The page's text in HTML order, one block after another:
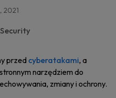
2021
przed cyberatakami, a
narzędziem do
zmiany i ochrony.